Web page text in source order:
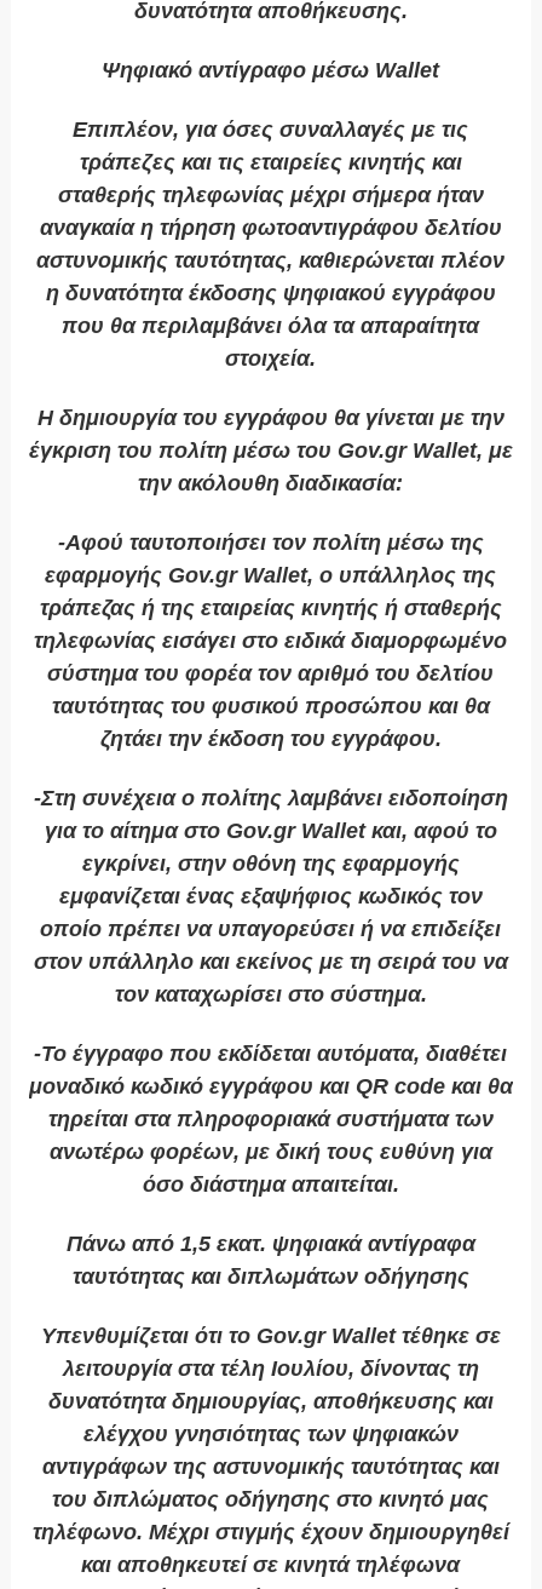
δυνατότητα αποθήκευσης.
Ψηφιακό αντίγραφο μέσω Wallet
Επιπλέον, για όσες συναλλαγές με τις
τράπεζες και τις εταιρείες κινητής και
σταθερής τηλεφωνίας μέχρι σήμερα ήταν
αναγκαία η τήρηση φωτοαντιγράφου δελτίου
αστυνομικής ταυτότητας, καθιερώνεται πλέον
η δυνατότητα έκδοσης ψηφιακού εγγράφου
που θα περιλαμβάνει όλα τα απαραίτητα
στοιχεία.
Η δημιουργία του εγγράφου θα γίνεται με την
έγκριση του πολίτη μέσω του Gov.gr Wallet, με
την ακόλουθη διαδικασία:
-Αφού ταυτοποιήσει τον πολίτη μέσω της
εφαρμογής Gov.gr Wallet, ο υπάλληλος της
τράπεζας ή της εταιρείας κινητής ή σταθερής
τηλεφωνίας εισάγει στο ειδικά διαμορφωμένο
σύστημα του φορέα τον αριθμό του δελτίου
ταυτότητας του φυσικού προσώπου και θα
ζητάει την έκδοση του εγγράφου.
-Στη συνέχεια ο πολίτης λαμβάνει ειδοποίηση
για το αίτημα στο Gov.gr Wallet και, αφού το
εγκρίνει, στην οθόνη της εφαρμογής
εμφανίζεται ένας εξαψήφιος κωδικός τον
οποίο πρέπει να υπαγορεύσει ή να επιδείξει
στον υπάλληλο και εκείνος με τη σειρά του να
τον καταχωρίσει στο σύστημα.
-Το έγγραφο που εκδίδεται αυτόματα, διαθέτει
μοναδικό κωδικό εγγράφου και QR code και θα
τηρείται στα πληροφοριακά συστήματα των
ανωτέρω φορέων, με δική τους ευθύνη για
όσο διάστημα απαιτείται.
Πάνω από 1,5 εκατ. ψηφιακά αντίγραφα
ταυτότητας και διπλωμάτων οδήγησης
Υπενθυμίζεται ότι το Gov.gr Wallet τέθηκε σε
λειτουργία στα τέλη Ιουλίου, δίνοντας τη
δυνατότητα δημιουργίας, αποθήκευσης και
ελέγχου γνησιότητας των ψηφιακών
αντιγράφων της αστυνομικής ταυτότητας και
του διπλώματος οδήγησης στο κινητό μας
τηλέφωνο. Μέχρι στιγμής έχουν δημιουργηθεί
και αποθηκευτεί σε κινητά τηλέφωνα